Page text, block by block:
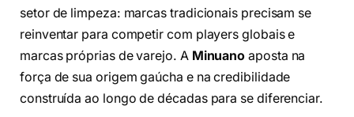
setor de limpeza: marcas tradicionais precisam se
reinventar para competir com players globais e
marcas próprias de varejo. A Minuano aposta na
força de sua origem gaúcha e na credibilidade
construída ao longo de décadas para se diferenciar.